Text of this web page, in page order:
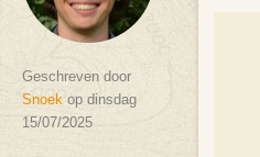
Geschreven door
Snoek op dinsdag
15/07/2025